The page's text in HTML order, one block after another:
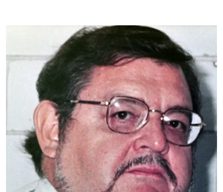
Dr. Gustavo Viniegra
González
CBS
Nombramiento: 14 de julio
de 1995
Es Médico Cirujano por la Universidad Nacional
Autónoma de México (1965). Maestro en Ciencias
(Bioquímica) por el Centro de Investigación y
Estudios Avanzados del IPN (1967). Doctorado en